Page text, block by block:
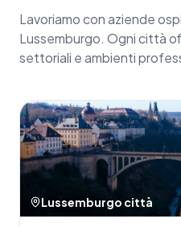
Lavoriamo con aziende
Lussemburgo. Ogni città
settoriali e ambienti
Lussemburgo città